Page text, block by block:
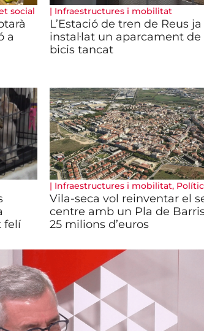
social
a
| Infraestructures i mobilitat
L’Estació de tren de Reus
instal·lat un aparcament de
bicis tancat
felí
| Infraestructures i mobilitat,
Vila-seca vol reinventar el
centre amb un Pla de
25 milions d’euros